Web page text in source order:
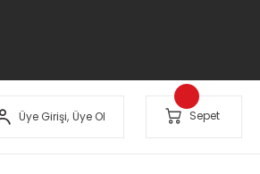
Üye Girişi, Üye Ol Sepet